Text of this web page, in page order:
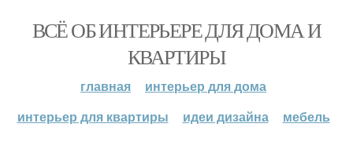
ВСЁ ОБ ИНТЕРЬЕРЕ ДЛЯ ДОМА И
КВАРТИРЫ
главная
интерьер для дома
интерьер для квартиры
идеи дизайна мебель